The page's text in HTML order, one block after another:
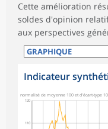
Cette amélioration
soldes d'opinion
aux perspectives
Indicateur
110
120
normalisé de moyenne 100 et d'écart-type 10